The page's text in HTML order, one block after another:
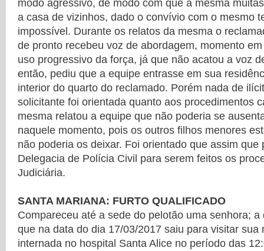
modo agressivo, de modo com que a mesma
a casa de vizinhos, dado o convívio com o mesmo
impossível. Durante os relatos da mesma o
de pronto recebeu voz de abordagem, momento
uso progressivo da força, já que não acatou a voz
então, pediu que a equipe entrasse em sua
interior do quarto do reclamado. Porém nada de
solicitante foi orientada quanto aos procedimentos
mesma relatou a equipe que não poderia se
naquele momento, pois os outros filhos menores
não poderia os deixar. Foi orientado que assim que
Delegacia de Polícia Civil para serem feitos os
Judiciária.
SANTA MARIANA: FURTO QUALIFICADO
Compareceu até a sede do pelotão uma senhora;
que na data do dia 17/03/2017 saiu para visitar sua
internada no hospital Santa Alice no período das